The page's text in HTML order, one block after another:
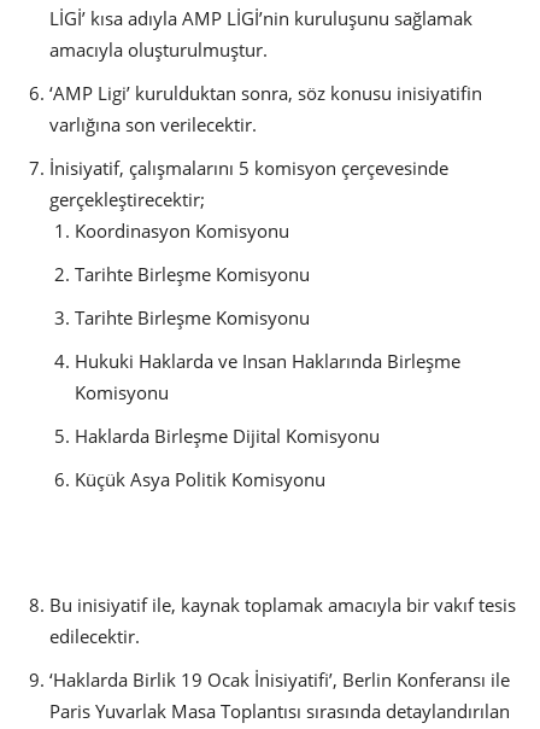
LİGİ’ kısa adıyla AMP LİGİ’nin kuruluşunu sağlamak
amacıyla oluşturulmuştur.
‘AMP Ligi’ kurulduktan sonra, söz konusu inisiyatifin
varlığına son verilecektir.
İnisiyatif, çalışmalarını 5 komisyon çerçevesinde
gerçekleştirecektir;
Koordinasyon Komisyonu
Tarihte Birleşme Komisyonu
Tarihte Birleşme Komisyonu
Hukuki Haklarda ve Insan Haklarında Birleşme
Komisyonu
Haklarda Birleşme Dijital Komisyonu
Küçük Asya Politik Komisyonu
Bu inisiyatif ile, kaynak toplamak amacıyla bir vakıf tesis
edilecektir.
‘Haklarda Birlik 19 Ocak İnisiyatifi’, Berlin Konferansı ile
Paris Yuvarlak Masa Toplantısı sırasında detaylandırılan